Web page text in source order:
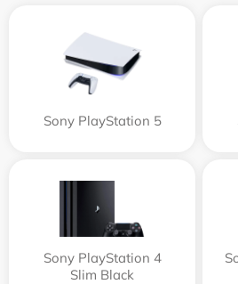
Sony PlayStation 5
Sony PlayStation 4
Slim Black